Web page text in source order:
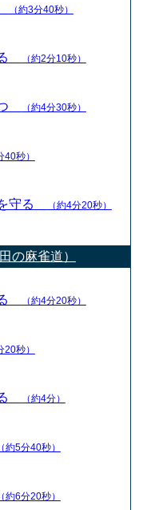
（約3分40秒）
（約2分10秒）
（約4分30秒）
40秒）
守る （約4分20秒）
の麻雀道）
（約4分20秒）
20秒）
（約4分）
（約5分40秒）
（約6分20秒）